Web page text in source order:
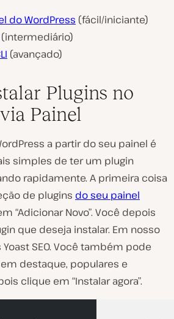
do WordPress (fácil/iniciante)
(intermediário)
(avançado)
Plugins no
Painel
a partir do seu painel é
simples de ter um plugin
rapidamente. A primeira coisa
de plugins do seu painel
“Adicionar Novo”. Você depois
que deseja instalar. Em nosso
SEO. Você também pode
destaque, populares e
clique em “Instalar agora”.